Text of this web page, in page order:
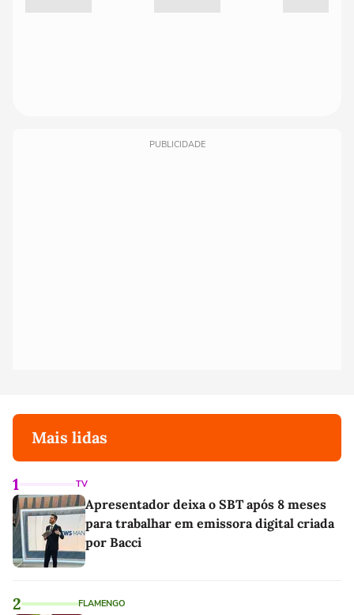
PUBLICIDADE
Mais lidas
1 TV
Apresentador deixa o SBT após 8 meses
para trabalhar em emissora digital criada
por Bacci
2 FLAMENGO